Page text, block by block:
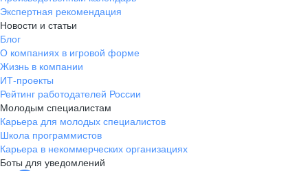
Экспертная рекомендация
Новости и статьи
Блог
О компаниях в игровой форме
Жизнь в компании
ИТ-проекты
Рейтинг работодателей России
Молодым специалистам
Карьера для молодых специалистов
Школа программистов
Карьера в некоммерческих организациях
Боты для уведомлений